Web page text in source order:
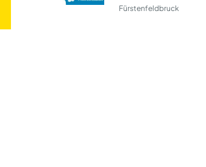
Fürstenfeldbruck